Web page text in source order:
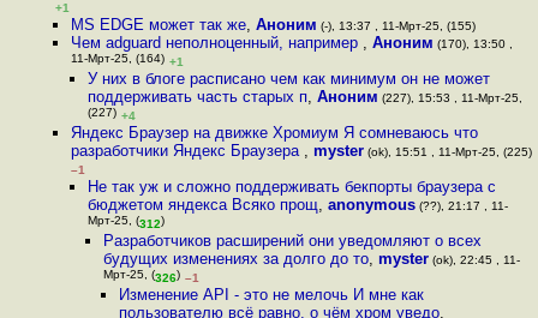
+1
MS EDGE может так же,Аноним (-), 13:37 , 11-Мрт-25, (155)
Чем adguard неполноценный, например ,Аноним (170), 13:50 ,
11-Мрт-25, (164) +1
У них в блоге расписано чем как минимум он не может
поддерживать часть старых п, Аноним (227), 15:53 , 11-Мрт-25,
(227) +4
Яндекс Браузер на движке Хромиум Я сомневаюсь что
разработчики Яндекс Браузера ,myster (ok), 15:51 , 11-Мрт-25, (225)
–1
Не так уж и сложно поддерживать бекпорты браузера с
бюджетом яндекса Всяко прощ, anonymous(??), 21:17 , 11-
Мрт-25, (312)
Разработчиков расширений они уведомляют о всех
будущих изменениях за долго до то, myster(ok), 22:45 , 11-
Мрт-25, (326) –1
Изменение API - это не мелочь И мне как
пользователю всё равно, о чём хром уведо,